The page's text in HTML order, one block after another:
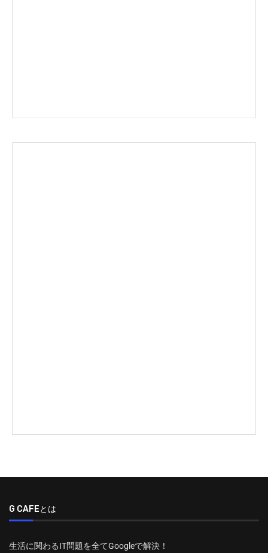
G CAFEとは
生活に関わるIT問題を全てGoogleで解決！